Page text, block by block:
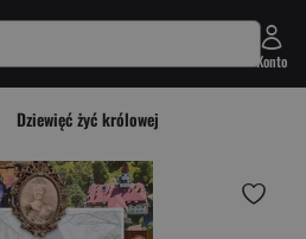
Konto
Dziewięć żyć królowej